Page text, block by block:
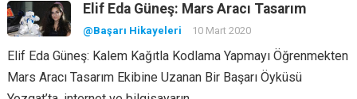
Elif Eda Güneş: Mars Aracı Tasarım
@Başarı Hikayeleri 10 Mart 2020
Elif Eda Güneş: Kalem Kağıtla Kodlama Yapmayı Öğrenmekten
Mars Aracı Tasarım Ekibine Uzanan Bir Başarı Öyküsü